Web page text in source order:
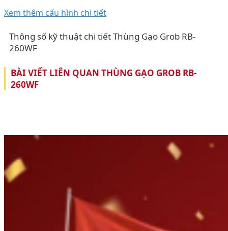
Xem thêm cấu hình chi tiết
Thông số kỹ thuật chi tiết Thùng Gạo Grob RB-
260WF
BÀI VIẾT LIÊN QUAN THÙNG GẠO GROB RB-
260WF